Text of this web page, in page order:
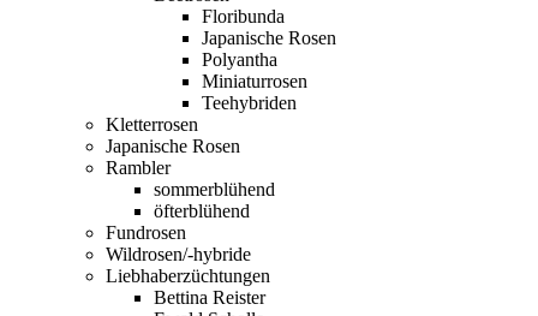
Floribunda
Japanische Rosen
Polyantha
Miniaturrosen
Teehybriden
Kletterrosen
Japanische Rosen
Rambler
sommerblühend
öfterblühend
Fundrosen
Wildrosen/-hybride
Liebhaberzüchtungen
Bettina Reister